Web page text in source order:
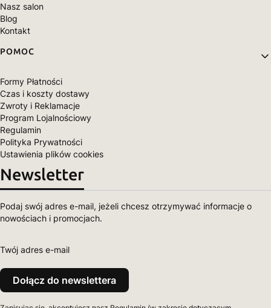
Nasz salon
Blog
Kontakt
POMOC
Formy Płatności
Czas i koszty dostawy
Zwroty i Reklamacje
Program Lojalnościowy
Regulamin
Polityka Prywatności
Ustawienia plików cookies
Newsletter
Podaj swój adres e-mail, jeżeli chcesz otrzymywać informacje o
nowościach i promocjach.
Twój adres e-mail
Dołącz do newslettera